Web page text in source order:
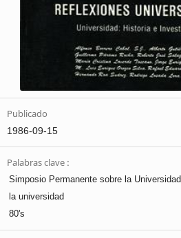
Publicado
1986-09-15
Palabras clave :
Simposio Permanente sobre la Universidad
la universidad
80's